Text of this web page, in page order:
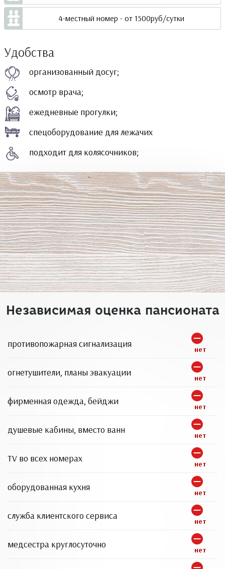
4-местный номер - от 1500руб/сутки
Удобства
организованный досуг;
осмотр врача;
ежедневные прогулки;
спецоборудование для лежачих
подходит для колясочников;
Независимая оценка пансионата
противопожарная сигнализация нет
огнетушители, планы эвакуации нет
фирменная одежда, бейджи нет
душевые кабины, вместо ванн нет
TV во всех номерах нет
оборудованная кухня нет
служба клиентского сервиса нет
медсестра круглосуточно нет